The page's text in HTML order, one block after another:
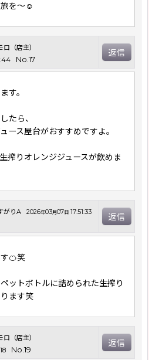
旅を〜☺︎
ロ（店主）
No.17
返信
す。
たら、
ース屋台がおすすめですよ。
搾りオレンジジュースが飲めま
がりA 2026年03月07日 17:51:33
返信
🍊笑
ットボトルに詰められた生搾り
ます笑
ロ（店主）
No.19
返信